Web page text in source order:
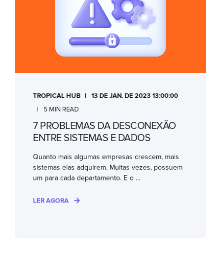
TROPICAL HUB
13 DE JAN. DE 2023 13:00:00
5 MIN READ
7 PROBLEMAS DA DESCONEXÃO
ENTRE SISTEMAS E DADOS
Quanto mais algumas empresas crescem, mais
sistemas elas adquirem. Muitas vezes, possuem
um para cada departamento. E o ...
LER AGORA